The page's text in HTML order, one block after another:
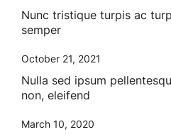
Nunc tristique turpis ac
semper
October 21, 2021
Nulla sed ipsum
non, eleifend
March 10, 2020